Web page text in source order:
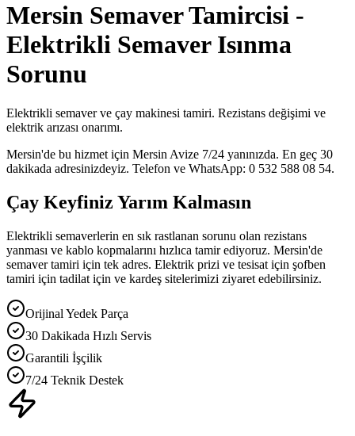
Mersin Semaver Tamircisi -
Elektrikli Semaver Isınma
Sorunu
Elektrikli semaver ve çay makinesi tamiri. Rezistans değişimi ve
elektrik arızası onarımı.
Mersin'de bu hizmet için Mersin Avize 7/24 yanınızda. En geç 30
dakikada adresinizdeyiz. Telefon ve WhatsApp: 0 532 588 08 54.
Çay Keyfiniz Yarım Kalmasın
Elektrikli semaverlerin en sık rastlanan sorunu olan rezistans
yanması ve kablo kopmalarını hızlıca tamir ediyoruz. Mersin'de
semaver tamiri için tek adres. Elektrik prizi ve tesisat için şofben
tamiri için tadilat için ve kardeş sitelerimizi ziyaret edebilirsiniz.
Orijinal Yedek Parça
30 Dakikada Hızlı Servis
Garantili İşçilik
7/24 Teknik Destek